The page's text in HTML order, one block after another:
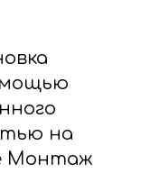
на
Монтаж